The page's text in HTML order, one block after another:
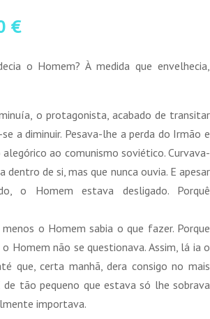
€O
atual
o Homem? À medida que envelhecia,
o protagonista, acabado de transitar
a diminuir. Pesava-lhe a perda do Irmão e
ao comunismo soviético. Curvava-
dentro de si, mas que nunca ouvia. E apesar
o Homem estava desligado. Porquê
o Homem sabia o que fazer. Porque
Homem não se questionava. Assim, lá ia o
que, certa manhã, dera consigo no mais
de tão pequeno que estava só lhe sobrava
importava.